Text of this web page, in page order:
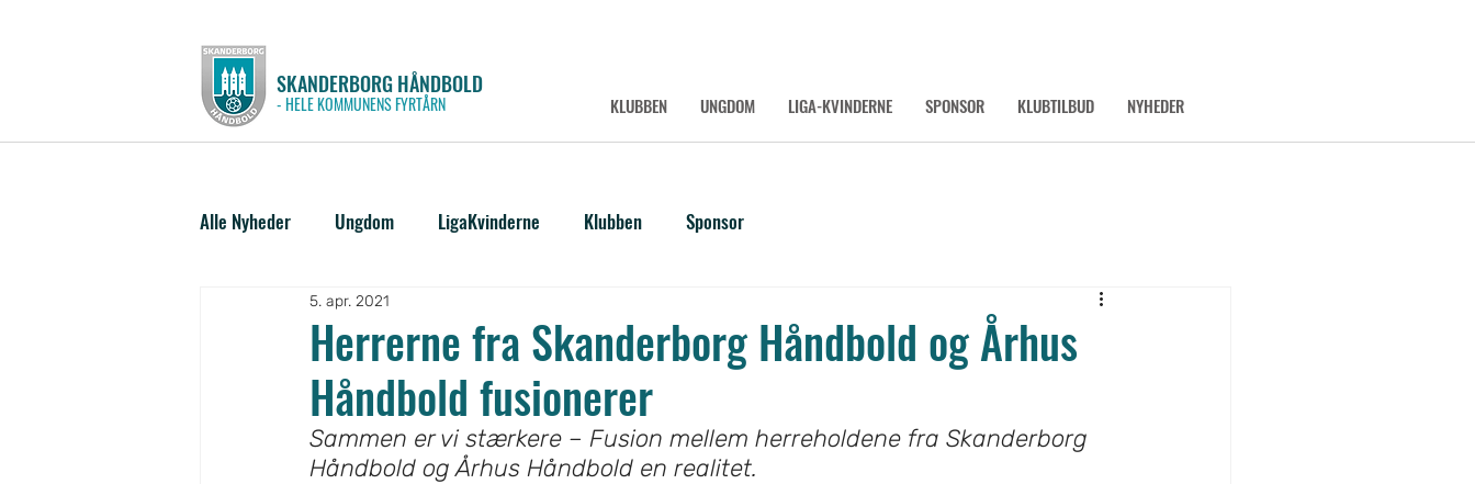
SKANDERBORG HÅNDBOLD
- HELE KOMMUNENS FYRTÅRN KLUBBEN UNGDOM LIGA-KVINDERNE SPONSOR KLUBTILBUD NYHEDER
Alle Nyheder Ungdom LigaKvinderne Klubben Sponsor
Herrerne fra Skanderborg Håndbold og Århus
Håndbold fusionerer
5. apr. 2021
Sammen er vi stærkere – Fusion mellem herreholdene fra Skanderborg
Håndbold og Århus Håndbold en realitet.